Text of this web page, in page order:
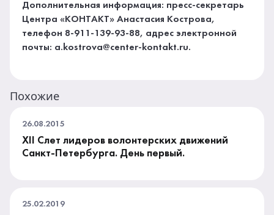
Дополнительная информация: пресс-секретарь
Центра «КОНТАКТ» Анастасия Кострова,
телефон 8-911-139-93-88, адрес электронной
почты: a.kostrova@center-kontakt.ru.
Похожие
26.08.2015
XII Слет лидеров волонтерских движений
Санкт-Петербурга. День первый.
25.02.2019